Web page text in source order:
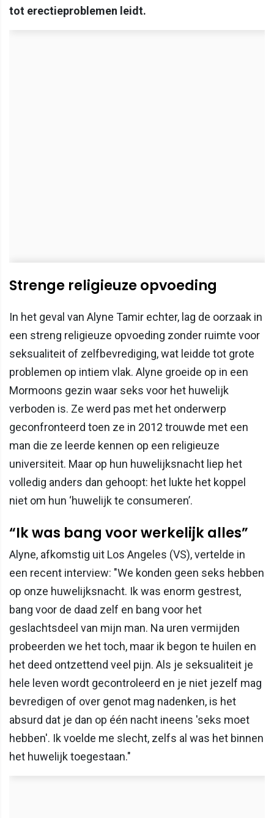
tot erectieproblemen leidt.
Strenge religieuze opvoeding
In het geval van Alyne Tamir echter, lag de oorzaak in
een streng religieuze opvoeding zonder ruimte voor
seksualiteit of zelfbevrediging, wat leidde tot grote
problemen op intiem vlak. Alyne groeide op in een
Mormoons gezin waar seks voor het huwelijk
verboden is. Ze werd pas met het onderwerp
geconfronteerd toen ze in 2012 trouwde met een
man die ze leerde kennen op een religieuze
universiteit. Maar op hun huwelijksnacht liep het
volledig anders dan gehoopt: het lukte het koppel
niet om hun ‘huwelijk te consumeren’.
“Ik was bang voor werkelijk alles”
Alyne, afkomstig uit Los Angeles (VS), vertelde in
een recent interview: "We konden geen seks hebben
op onze huwelijksnacht. Ik was enorm gestrest,
bang voor de daad zelf en bang voor het
geslachtsdeel van mijn man. Na uren vermijden
probeerden we het toch, maar ik begon te huilen en
het deed ontzettend veel pijn. Als je seksualiteit je
hele leven wordt gecontroleerd en je niet jezelf mag
bevredigen of over genot mag nadenken, is het
absurd dat je dan op één nacht ineens 'seks moet
hebben'. Ik voelde me slecht, zelfs al was het binnen
het huwelijk toegestaan."